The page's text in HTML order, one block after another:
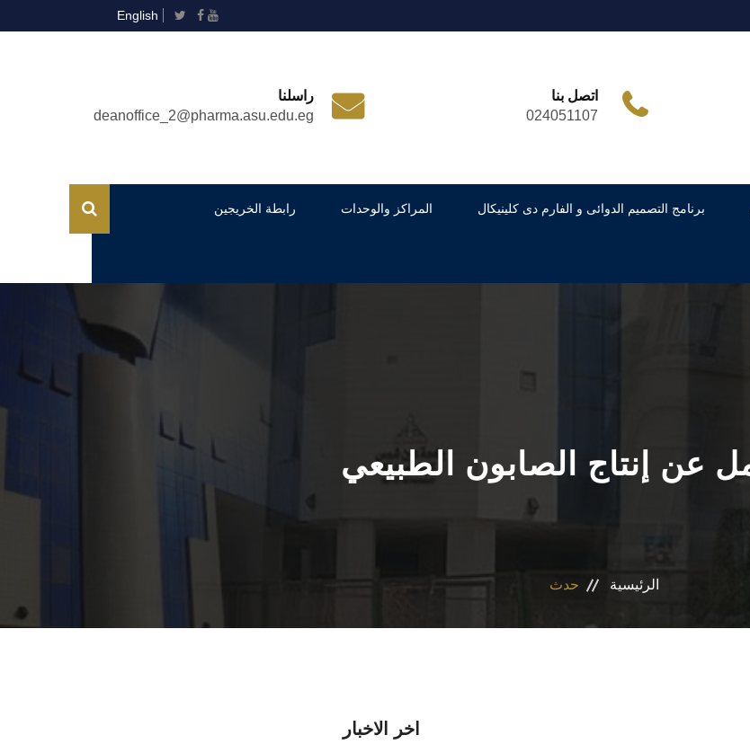
English
اتصل بنا
024051107
راسلنا
deanoffice_2@pharma.asu.edu.eg
برنامج التصميم الدوائى و الفارم دى كلينيكال المراكز والوحدات رابطة الخريجين
عن إنتاج الصابون الطبيعي
الرئيسية حدث
اخر الاخبار